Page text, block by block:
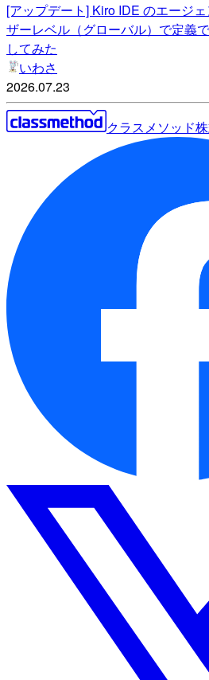
[アップデート] Kiro IDE のエージ
ザーレベル（グローバル）で定義
してみた
いわさ
2026.07.23
クラスメソッド